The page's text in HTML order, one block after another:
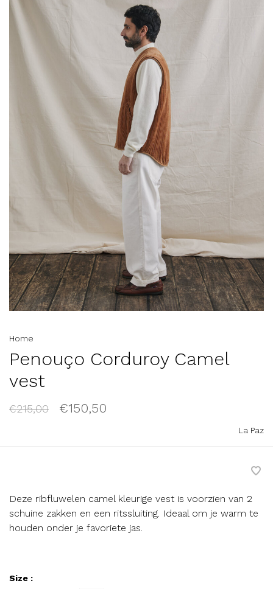
Home
Penouço Corduroy Camel
vest
€215,00 €150,50
La Paz
Deze ribfluwelen camel kleurige vest is voorzien van 2
schuine zakken en een ritssluiting. Ideaal om je warm te
houden onder je favoriete jas.
Size :